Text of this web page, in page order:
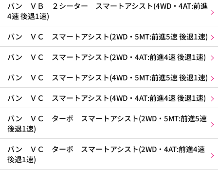
バン ＶＢ ２シーター スマートアシスト(4WD・4AT:前進
4速 後退1速)
バン ＶＣ スマートアシスト(2WD・5MT:前進5速 後退1速)
バン ＶＣ スマートアシスト(2WD・4AT:前進4速 後退1速)
バン ＶＣ スマートアシスト(4WD・5MT:前進5速 後退1速)
バン ＶＣ スマートアシスト(4WD・4AT:前進4速 後退1速)
バン ＶＣ ターボ スマートアシスト(2WD・5MT:前進5速
後退1速)
バン ＶＣ ターボ スマートアシスト(2WD・4AT:前進4速
後退1速)